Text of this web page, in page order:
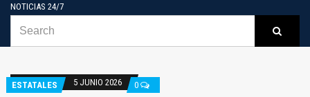
NOTICIAS 24/7
ESTATALES 5 JUNIO 2026 0